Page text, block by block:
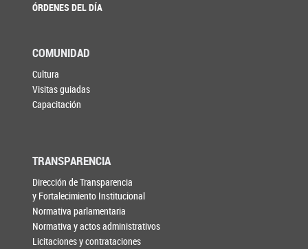
ÓRDENES DEL DÍA
COMUNIDAD
Cultura
Visitas guiadas
Capacitación
TRANSPARENCIA
Dirección de Transparencia
y Fortalecimiento Institucional
Normativa parlamentaria
Normativa y actos administrativos
Licitaciones y contrataciones